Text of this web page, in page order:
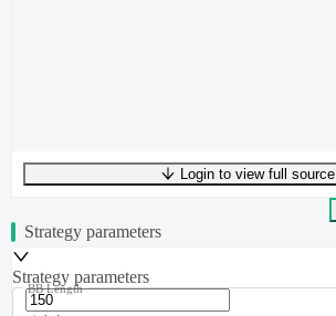
UTF-8339 bytes45 words0 linesLn 1,Col 0
Login to view full source
Strategy parameters
Strategy parameters
BB Length